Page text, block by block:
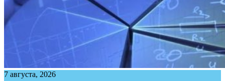
7 августа, 2026